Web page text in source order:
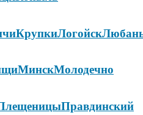
КрупкиЛогойск
МинскМолодечно
Правдинский